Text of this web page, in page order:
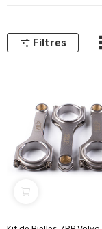
Filtres